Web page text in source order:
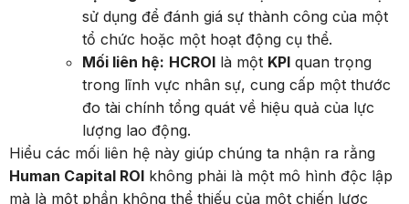
sử dụng để đánh giá sự thành công của một
tổ chức hoặc một hoạt động cụ thể.
Mối liên hệ: HCROI là một KPI quan trọng
trong lĩnh vực nhân sự, cung cấp một thước
đo tài chính tổng quát về hiệu quả của lực
lượng lao động.
Hiểu các mối liên hệ này giúp chúng ta nhận ra rằng
Human Capital ROI không phải là một mô hình độc lập
mà là một phần không thể thiếu của một chiến lược